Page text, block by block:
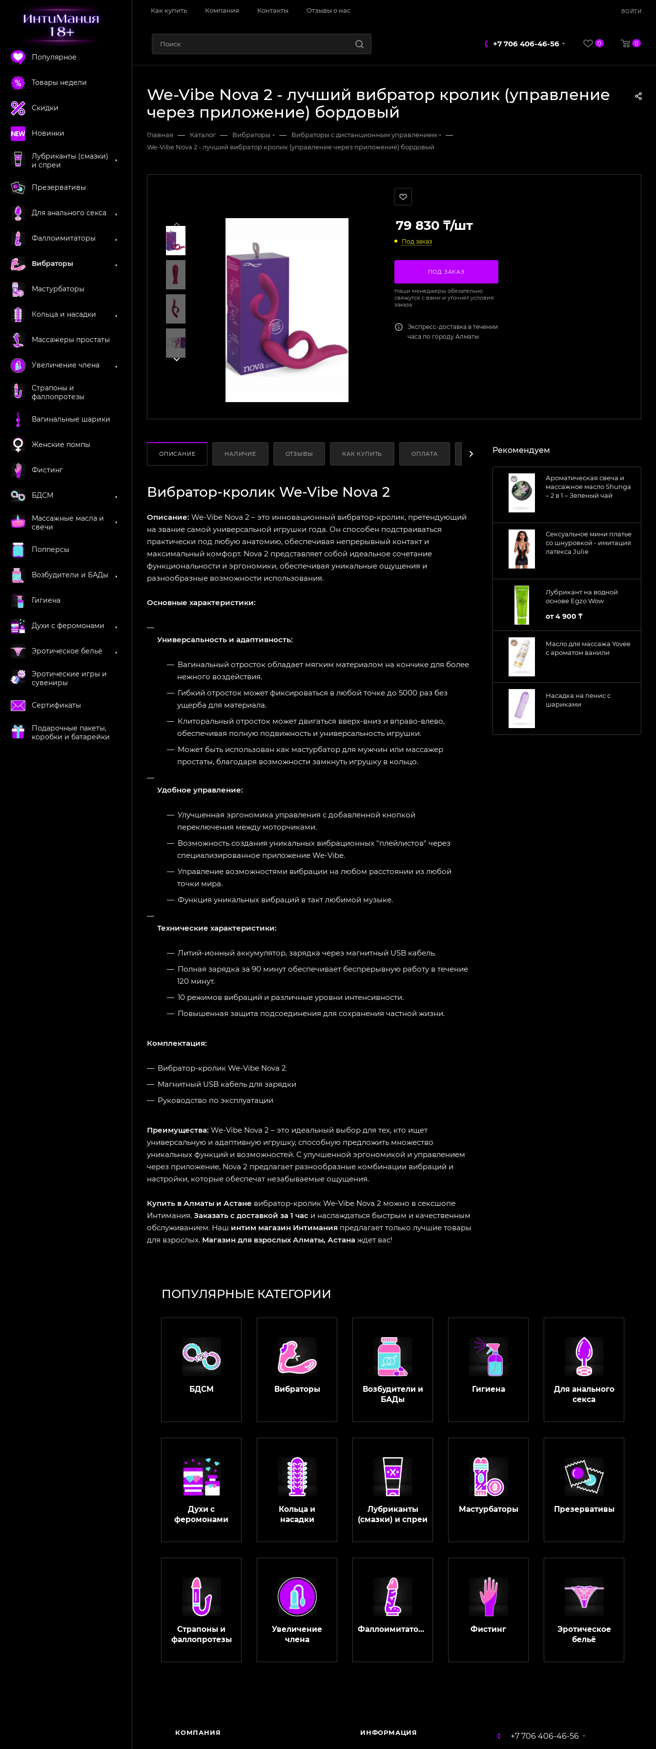
Как купить Компания Контакты Отзывы о нас ВОЙТИ
0 0
+7 706 406-46-56
Популярное
Товары недели
Скидки
Новинки
Лубриканты (смазки)
и спреи
Презервативы
Для анального секса
Фаллоимитаторы
Вибраторы
Мастурбаторы
Кольца и насадки
Массажеры простаты
Увеличение члена
Страпоны и
фаллопротезы
Вагинальные шарики
Женские помпы
Фистинг
БДСМ
Массажные масла и
свечи
Попперсы
Возбудители и БАДы
Гигиена
Духи с феромонами
Эротическое бельё
Эротические игры и
сувениры
Сертификаты
Подарочные пакеты,
коробки и батарейки
We-Vibe Nova 2 - лучший вибратор кролик (управление
через приложение) бордовый
Главная — Каталог — Вибраторы — Вибраторы с дистанционным управлением —
We-Vibe Nova 2 - лучший вибратор кролик (управление через приложение) бордовый
79 830 ₸/шт
Под заказ
ПОД ЗАКАЗ
Наши менеджеры обязательно
свяжутся с вами и уточнят условия
заказа
Экспресс-доставка в течении
часа по городу Алматы
ОПИСАНИЕ НАЛИЧИЕ ОТЗЫВЫ КАК КУПИТЬ ОПЛАТА ДОСТАВКА
Вибратор-кролик We-Vibe Nova 2
Описание: We-Vibe Nova 2 – это инновационный вибратор-кролик, претендующий
на звание самой универсальной игрушки года. Он способен подстраиваться
практически под любую анатомию, обеспечивая непрерывный контакт и
максимальный комфорт. Nova 2 представляет собой идеальное сочетание
функциональности и эргономики, обеспечивая уникальные ощущения и
разнообразные возможности использования.
Основные характеристики:
Универсальность и адаптивность:
Вагинальный отросток обладает мягким материалом на кончике для более
нежного воздействия.
Гибкий отросток может фиксироваться в любой точке до 5000 раз без
ущерба для материала.
Клиторальный отросток может двигаться вверх-вниз и вправо-влево,
обеспечивая полную подвижность и универсальность игрушки.
Может быть использован как мастурбатор для мужчин или массажер
простаты, благодаря возможности замкнуть игрушку в кольцо.
Удобное управление:
Улучшенная эргономика управления с добавленной кнопкой
переключения между моторчиками.
Возможность создания уникальных вибрационных "плейлистов" через
специализированное приложение We-Vibe.
Управление возможностями вибрации на любом расстоянии из любой
точки мира.
Функция уникальных вибраций в такт любимой музыке.
Технические характеристики:
Литий-ионный аккумулятор, зарядка через магнитный USB кабель.
Полная зарядка за 90 минут обеспечивает беспрерывную работу в течение
120 минут.
10 режимов вибраций и различные уровни интенсивности.
Повышенная защита подсоединения для сохранения частной жизни.
Комплектация:
Вибратор-кролик We-Vibe Nova 2
Магнитный USB кабель для зарядки
Руководство по эксплуатации
Преимущества: We-Vibe Nova 2 – это идеальный выбор для тех, кто ищет
универсальную и адаптивную игрушку, способную предложить множество
уникальных функций и возможностей. С улучшенной эргономикой и управлением
через приложение, Nova 2 предлагает разнообразные комбинации вибраций и
настройки, которые обеспечат незабываемые ощущения.
Купить в Алматы и Астане вибратор-кролик We-Vibe Nova 2 можно в сексшопе
Интимания. Заказать с доставкой за 1 час и наслаждаться быстрым и качественным
обслуживанием. Наш интим магазин Интимания предлагает только лучшие товары
для взрослых. Магазин для взрослых Алматы, Астана ждет вас!
Рекомендуем
Ароматическая свеча и
массажное масло Shunga
– 2 в 1 – Зеленый чай
Сексуальное мини платье
со шнуровкой - имитация
латекса Julie
Лубрикант на водной
основе Egzo Wow
от4 900 ₸
Масло для массажа Yovee
с ароматом ванили
Насадка на пенис с
шариками
ПОПУЛЯРНЫЕ КАТЕГОРИИ
БДСМ Вибраторы
Возбудители и
БАДы
Гигиена
Для анального
секса
Духи с
феромонами
Кольца и
насадки
Лубриканты
(смазки) и спреи
Мастурбаторы Презервативы
Страпоны и
фаллопротезы
Увеличение
члена
Фаллоимитаторы Фистинг
Эротическое
бельё
КОМПАНИЯ ИНФОРМАЦИЯ +7 706 406-46-56